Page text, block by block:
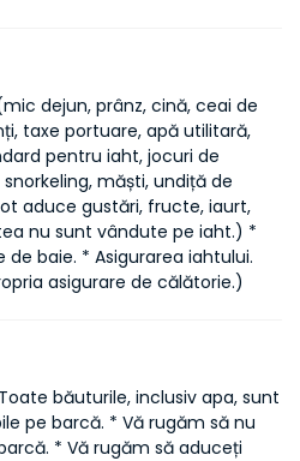
(mic dejun, prânz, cină, ceai de
taxe portuare, apă utilitară,
pentru iaht, jocuri de
măști, undiță de
aduce gustări, fructe, iaurt,
nu sunt vândute pe iaht.) *
de baie. * Asigurarea iahtului.
asigurare de călătorie.)
* Toate băuturile, inclusiv apa, sunt
pe barcă. * Vă rugăm să nu
* Vă rugăm să aduceți